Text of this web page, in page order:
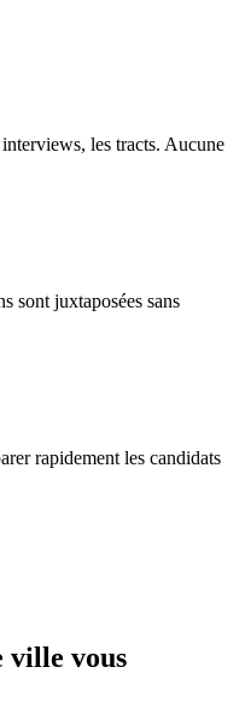
les tracts. Aucune
sont juxtaposées sans
rapidement les candidats
ville vous